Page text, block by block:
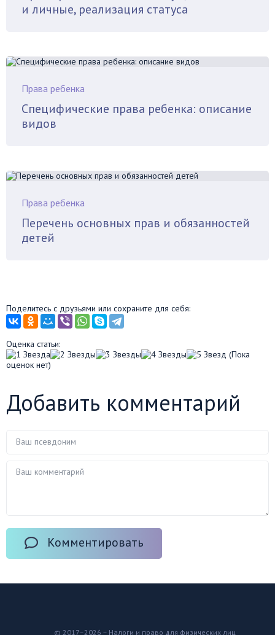
и личные, реализация статуса
Права ребенка
Специфические права ребенка: описание
видов
Права ребенка
Перечень основных прав и обязанностей
детей
Поделитесь с друзьями или сохраните для себя:
Оценка статьи:
(Пока
оценок нет)
Добавить комментарий
Комментировать
© 2017–2026 – Налоги и право для физических лиц